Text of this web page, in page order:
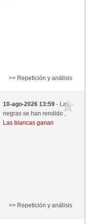
>> Repetición y análisis
10-ago-2026 13:59- Las
negras se han rendido ,
Las blancas ganan
>> Repetición y análisis